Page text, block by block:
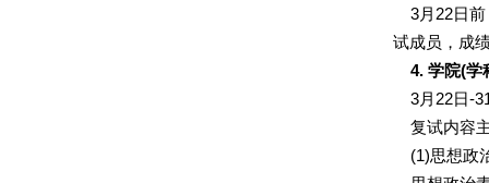
3月 22日
试成员，成
4. 学院(学
3月 22日-
复试内容
(1)思想政